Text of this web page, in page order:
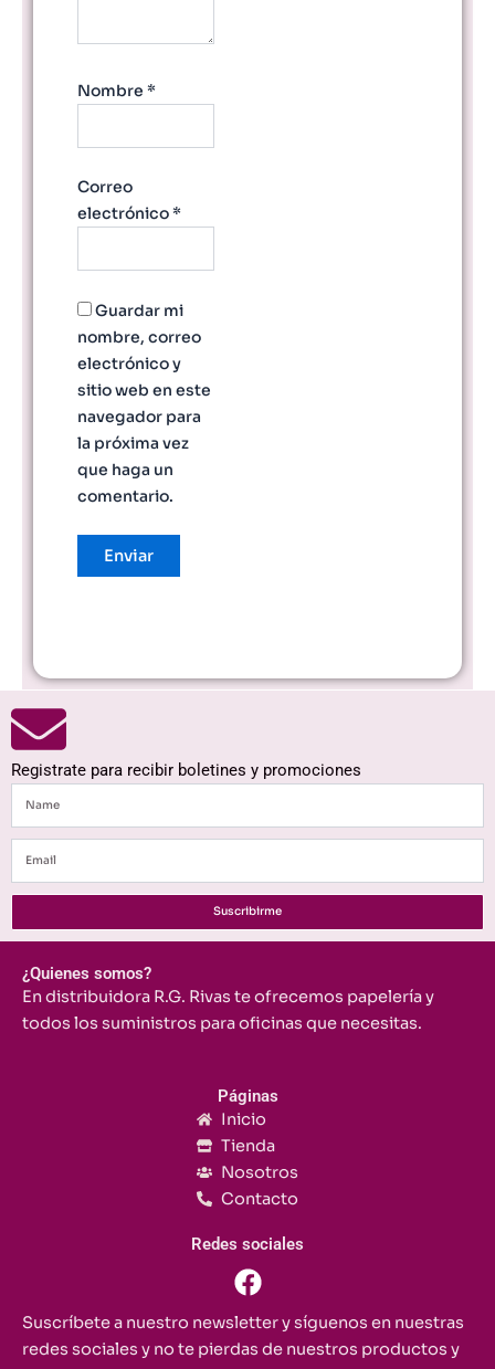
Nombre *
Correo
electrónico*
Guardar mi
nombre, correo
electrónico y
sitio web en este
navegador para
la próxima vez
que haga un
comentario.
Registrate para recibir boletines y promociones
Suscribirme
¿Quienes somos?
En distribuidora R.G. Rivas te ofrecemos papelería y
todos los suministros para oficinas que necesitas.
Páginas
Inicio
Tienda
Nosotros
Contacto
Redes sociales
F
a
c
e
Suscríbete a nuestro newsletter y síguenos en nuestras
redes sociales y no te pierdas de nuestros productos y